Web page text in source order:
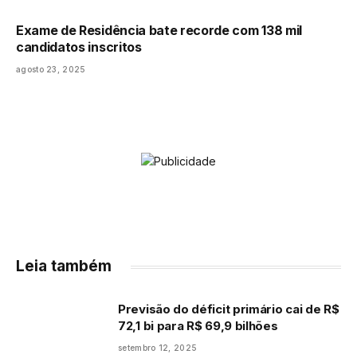
Exame de Residência bate recorde com 138 mil
candidatos inscritos
agosto 23, 2025
Leia também
Previsão do déficit primário cai de R$
72,1 bi para R$ 69,9 bilhões
setembro 12, 2025